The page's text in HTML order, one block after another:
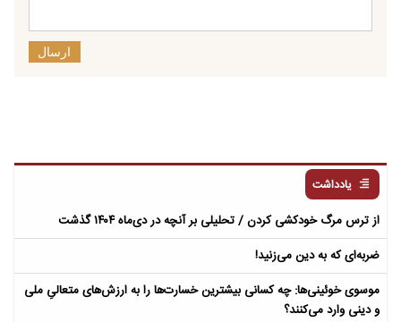
ارسال
یادداشت
از ترس مرگ خودکشی کردن / تحلیلی بر آنچه در دی‌ماه ۱۴۰۴ گذشت
ضربه‌ای که به دین می‌زنید!
موسوی خوئینی‌ها: چه کسانی بیشترین خسارت‌ها را به ارزش‌های متعالیِ ملی
و دینی وارد می‌کنند؟